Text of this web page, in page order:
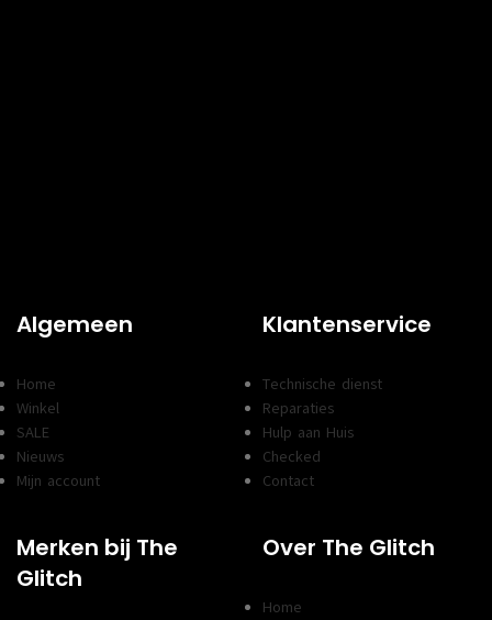
Algemeen
Home
Winkel
SALE
Nieuws
Mijn account
Klantenservice
Technische dienst
Reparaties
Hulp aan Huis
Checked
Contact
Merken bij The
Glitch
Over The Glitch
Home